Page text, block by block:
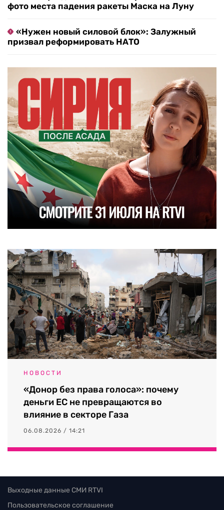
фото места падения ракеты Маска на Луну
«Нужен новый силовой блок»: Залужный
призвал реформировать НАТО
НОВОСТИ
«Донор без права голоса»: почему
деньги ЕС не превращаются во
влияние в секторе Газа
06.08.2026 / 14:21
Выходные данные СМИ RTVI
Пользовательское соглашение